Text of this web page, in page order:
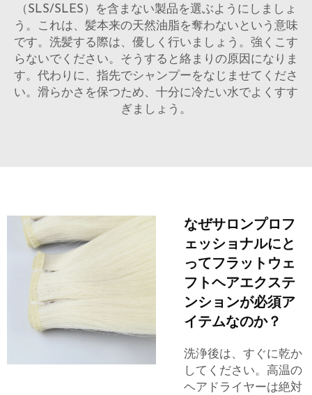
（SLS/SLES）を含まない製品を選ぶようにしましょ
う。これは、髪本来の天然油脂を奪わないという意味
です。洗髪する際は、優しく行いましょう。強くこす
らないでください。そうすると絡まりの原因になりま
す。代わりに、指先でシャンプーをなじませてくださ
い。滑らかさを保つため、十分に冷たい水でよくすす
ぎましょう。
なぜサロンプロフ
ェッショナルにと
ってフラットウェ
フトヘアエクステ
ンションが必須ア
イテムなのか？
洗浄後は、すぐに乾か
してください。高温の
ヘアドライヤーは絶対